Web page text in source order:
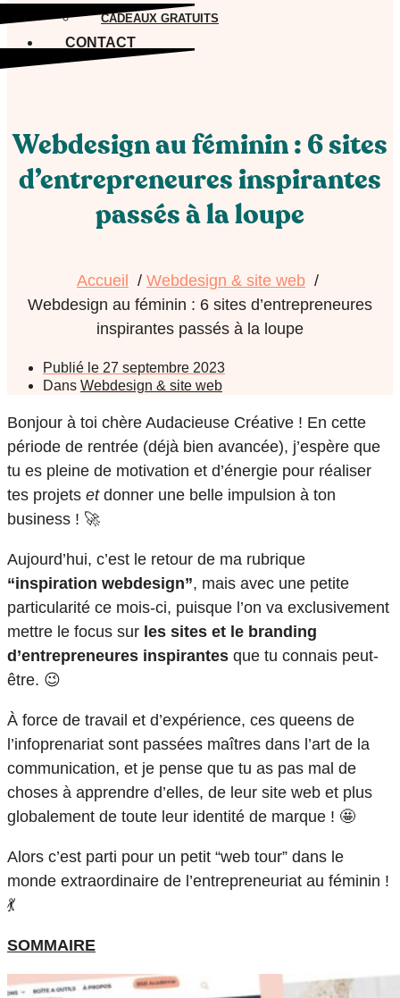
CADEAUX GRATUITS
CONTACT
Webdesign au féminin : 6 sites
d’entrepreneures inspirantes
passés à la loupe
Accueil
Webdesign & site web
Webdesign au féminin : 6 sites d’entrepreneures
inspirantes passés à la loupe
Publié le 27 septembre 2023
Dans Webdesign & site web
Bonjour à toi chère Audacieuse Créative ! En cette
période de rentrée (déjà bien avancée), j’espère que
tu es pleine de motivation et d’énergie pour réaliser
tes projets etdonner une belle impulsion à ton
business ! 🚀
Aujourd’hui, c’est le retour de ma rubrique
“inspiration webdesign”, mais avec une petite
particularité ce mois-ci, puisque l’on va exclusivement
mettre le focus sur les sites et le branding
d’entrepreneures inspirantes que tu connais peut-
être. 😉
À force de travail et d’expérience, ces queens de
l’infoprenariat sont passées maîtres dans l’art de la
communication, et je pense que tu as pas mal de
choses à apprendre d’elles, de leur site web et plus
globalement de toute leur identité de marque ! 🤩
Alors c’est parti pour un petit “web tour” dans le
monde extraordinaire de l’entrepreneuriat au féminin !
💃
SOMMAIRE